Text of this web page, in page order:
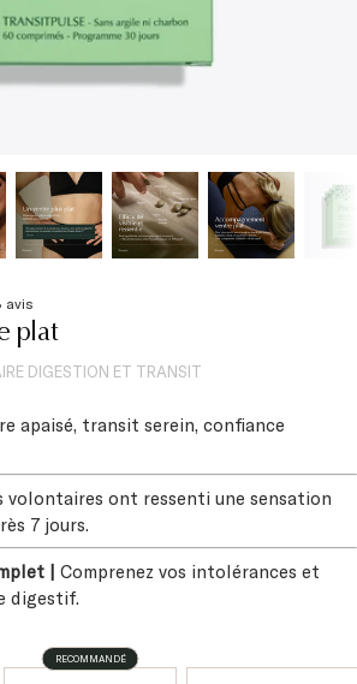
avis
plat
DIGESTION ET TRANSIT
apaisé, transit serein, confiance
volontaires ont ressenti une sensation
7 jours.
| Comprenez vos intolérances et
digestif.
RECOMMANDÉ